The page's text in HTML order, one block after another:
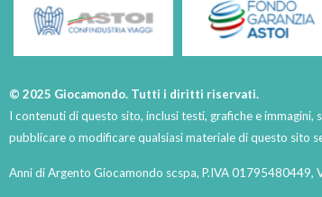
© 2025 Giocamondo. Tutti i diritti riservati.
I contenuti di questo sito, inclusi testi, grafiche e
pubblicare o modificare qualsiasi materiale di questo sito
Anni di Argento Giocamondo scspa, P.IVA 01795480449,